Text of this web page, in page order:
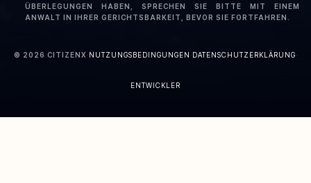
ÜBERLEGUNGEN HABEN, SPRECHEN SIE BITTE MIT EINEM
ANWALT IN IHRER GERICHTSBARKEIT, BEVOR SIE FORTFAHREN.
© 2026 CITIZENX ·NUTZUNGSBEDINGUNGEN ·DATENSCHUTZERKLÄRUNG·
ENTWICKLER